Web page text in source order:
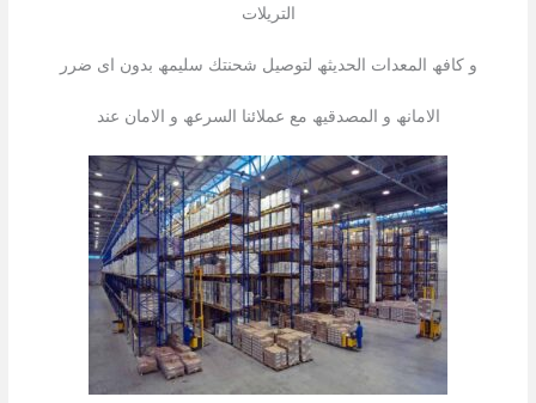
التریلات
و كافھ المعدات الحدیثھ لتوصیل شحنتك سلیمھ بدون اى ضرر
الامانھ و المصدقیھ مع عملائنا السرعھ و الامان عند